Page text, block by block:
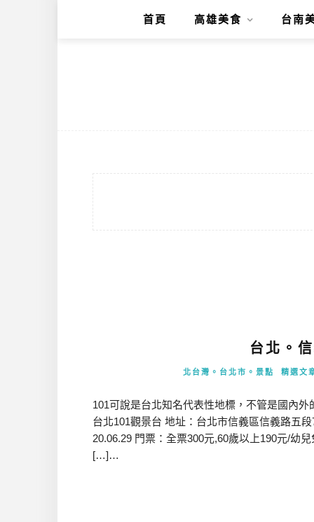
首頁 高雄美食 台南
台北。
北台灣。台北市。景點 精選文
101可說是台北知名代表性地標，不管是國內
台北101觀景台 地址：台北市信義區信義路五
20.06.29 門票：全票300元,60歲以上190元/幼
[…]…